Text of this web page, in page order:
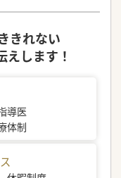
きれない
えします！
導医
体制